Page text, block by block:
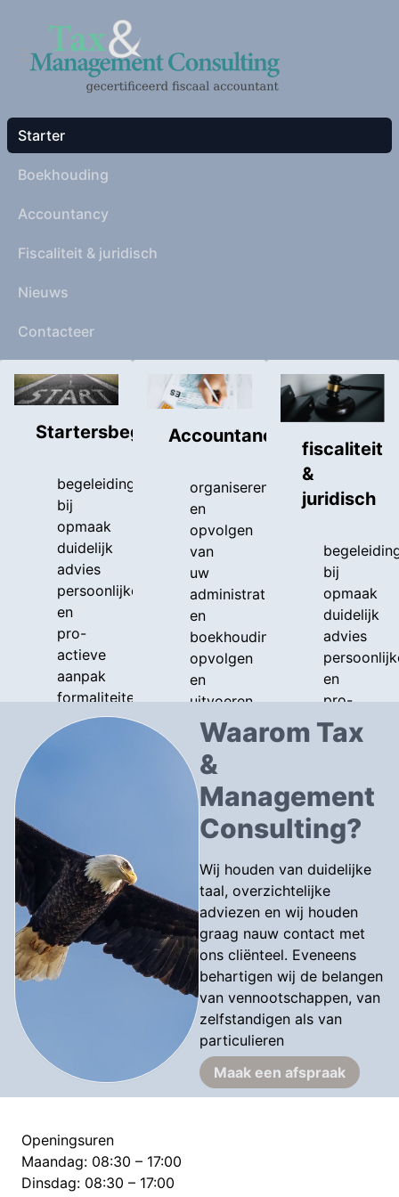
Home
Starter
Boekhouding
Accountancy
Fiscaliteit & juridisch
Nieuws
Contacteer
Startersbegeleiding
begeleiding
bij
opmaak
duidelijk
advies
persoonlijke
en
pro-
actieve
aanpak
formaliteiten
KMO)
Accountancy
organiseren
en
opvolgen
van
uw
administratie
en
boekhouding
opvolgen
en
uitvoeren
wettelijke
verplichtingen
perodiek
opvolgen
van
uw
en
eventuele
bespreking
begeleiden
in
eventuele
keuze
van
vennootschapsvorm
fiscaliteit
&
juridisch
bij
opmaak
duidelijk
advies
en
pro-
actieve
aanpak
orde
maken,
en
houden
(btw,
KMO,...)
Waarom Tax
&
Management
Consulting?
Wij houden van duidelijke
taal, overzichtelijke
adviezen en wij houden
graag nauw contact met
ons cliënteel. Eveneens
behartigen wij de belangen
van vennootschappen, van
zelfstandigen als van
particulieren
Maak een afspraak
Openingsuren
Maandag: 08:30 – 17:00
Dinsdag: 08:30 – 17:00